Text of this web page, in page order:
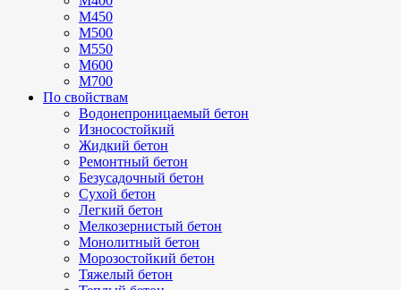
М450
М500
М550
М600
М700
По свойствам
Водонепроницаемый бетон
Износостойкий
Жидкий бетон
Ремонтный бетон
Безусадочный бетон
Сухой бетон
Легкий бетон
Мелкозернистый бетон
Монолитный бетон
Морозостойкий бетон
Тяжелый бетон